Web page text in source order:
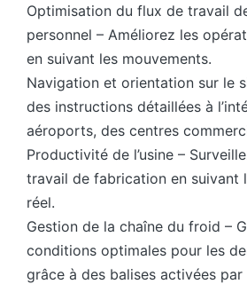
Optimisation du flux de travail
personnel – Améliorez les
en suivant les mouvements.
Navigation et orientation sur le
des instructions détaillées à
aéroports, des centres
Productivité de l’usine –
travail de fabrication en suivant
réel.
Gestion de la chaîne du froid –
conditions optimales pour les
grâce à des balises activées par